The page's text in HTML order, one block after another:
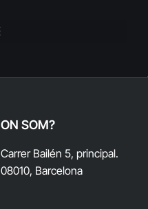
ON SOM?
Carrer Bailén 5, principal.
08010, Barcelona